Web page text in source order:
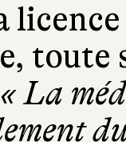
licence
toute
« La